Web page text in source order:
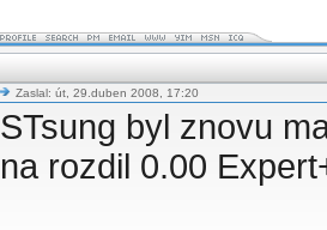
Zaslal: út, 29.duben 2008, 17:20
STsung byl znovu
na rozdil 0.00